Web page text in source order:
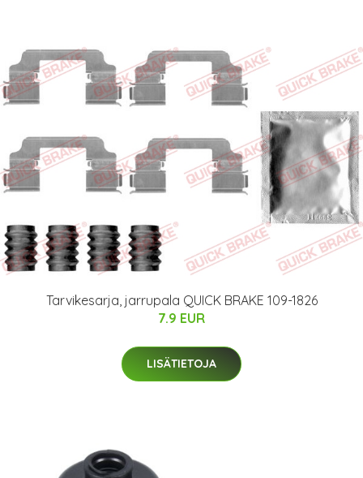
Tarvikesarja, jarrupala QUICK BRAKE 109-1826
7.9 EUR
LISÄTIETOJA